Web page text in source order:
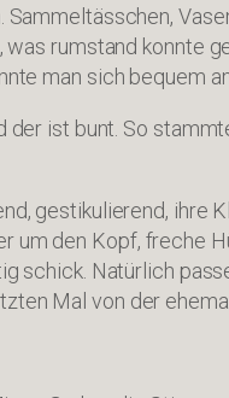
rumstand konnte
man sich bequem
ist bunt. So
gestikulierend, ihre
den Kopf, freche
schick. Natürlich
Mal von der